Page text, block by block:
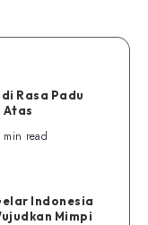
Rasa Padu
Atas
min read
Indonesia
Mimpi